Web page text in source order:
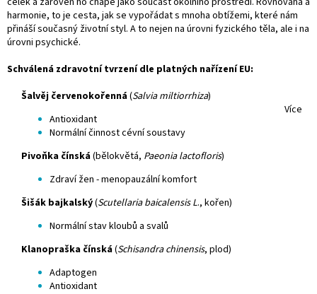
harmonie, to je cesta, jak se vypořádat s mnoha obtížemi, které nám
přináší současný životní styl. A to nejen na úrovni fyzického těla, ale i na
úrovni psychické.
Schválená zdravotní tvrzení dle platných nařízení EU:
Šalvěj červenokořenná(Salvia miltiorrhiza)
Antioxidant
Normální činnost cévní soustavy
Pivoňka čínská(bělokvětá, Paeonia lactofloris)
Zdraví žen - menopauzální komfort
Šišák bajkalský(Scutellaria baicalensis L., kořen)
Normální stav kloubů a svalů
Klanopraška čínská(Schisandra chinensis, plod)
Adaptogen
Antioxidant
Více